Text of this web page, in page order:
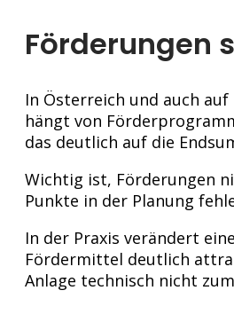
Förderungen
In Österreich und auch
hängt von
das deutlich auf die
Wichtig ist, Förderungen
Punkte in der Planung
In der Praxis verändert
Fördermittel deutlich
Anlage technisch nicht